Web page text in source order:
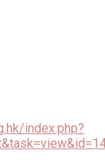
index.php?